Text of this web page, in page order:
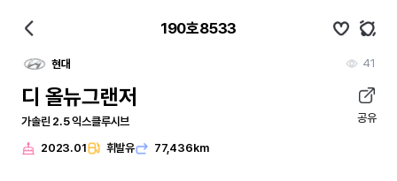
190호8533
현대 41
디 올뉴그랜저
가솔린 2.5 익스클루시브 공유
2023.01 휘발유 77,436km